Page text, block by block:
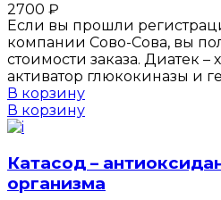
2700 ₽
Если вы прошли
компании Сово-Сова, вы
стоимости заказа. Диатек
активатор глюкокиназы и
В корзину
В корзину
Катасод –
организма